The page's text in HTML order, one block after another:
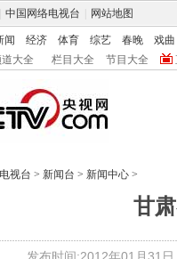
中国网络电视台 网站地图
闻 经济 体育 综艺 春晚 戏曲
大全 栏目大全 节目大全
视台 > 新闻台 > 新闻中心 >
甘